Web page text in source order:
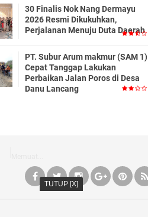
TUTUP [X]
30 Finalis Nok Nang Dermayu
2026 Resmi Dikukuhkan,
Perjalanan Menuju Duta Daerah
PT. Subur Arum makmur (SAM 1)
Cepat Tanggap Lakukan
Perbaikan Jalan Poros di Desa
Danu Lancang